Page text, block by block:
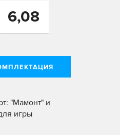
6,08
"Мамонт" и
игры